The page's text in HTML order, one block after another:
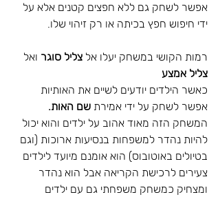
אפשר לשחק גם ללא חפצים קטנים אלא על
ידי חיפוש חפץ בכיתה או רק זיהוי שלו.
רמות הקושי במשחק יעלו אל צליל סוגר ואל
צליל אמצע
כאשר הילדים יודעים לשיים את האותיות
אפשר לשחק על ידי אמירת שם האות.
המשחק הזה מאוד אהוב על ילדים והוא יכול
להיות נהדר למשפחות בנסיעות ארוכות (וגם
בטיולים באוטובוס) הוא אומנם מיועד לילדים
צעירים לרכישת הקריאה אבל הוא נהדר
ומצחיק כמשחק משפחתי גם עם ילדים